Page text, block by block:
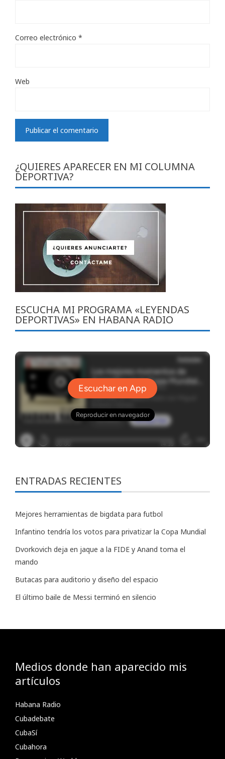
Correo electrónico *
Web
¿QUIERES APARECER EN MI COLUMNA
DEPORTIVA?
ESCUCHA MI PROGRAMA «LEYENDAS
DEPORTIVAS» EN HABANA RADIO
ENTRADAS RECIENTES
Mejores herramientas de bigdata para futbol
Infantino tendría los votos para privatizar la Copa Mundial
Dvorkovich deja en jaque a la FIDE y Anand toma el
mando
Butacas para auditorio y diseño del espacio
El último baile de Messi terminó en silencio
Medios donde han aparecido mis
artículos
Habana Radio
Cubadebate
CubaSí
Cubahora